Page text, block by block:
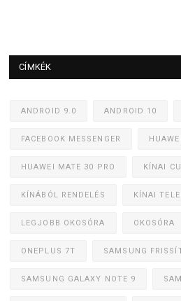
CÍMKÉK
ANDROID 9.0 ANDROID 10
FACEBOOK MESSENGER
HUAWEI MATE 30 PRO KÍNAI
KÍNÁBÓL RENDELÉS KÍNAI
LEGJOBB OKOSÓRA OKOSÓRA
ONEPLUS 7T SAMSUNG
SAMSUNG GALAXY NOTE 9